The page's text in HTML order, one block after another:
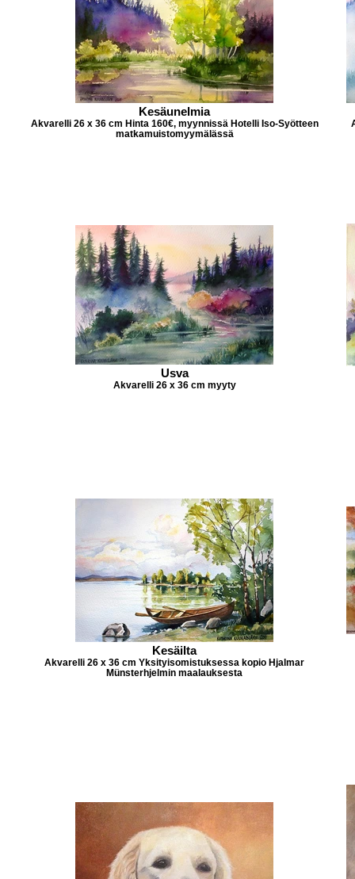
Kesäunelmia
Akvarelli 26 x 36 cm Hinta 160€, myynnissä Hotelli Iso-Syötteen
matkamuistomyymälässä
Usva
Akvarelli 26 x 36 cm myyty
Kesäilta
Akvarelli 26 x 36 cm Yksityisomistuksessa kopio Hjalmar
Münsterhjelmin maalauksesta